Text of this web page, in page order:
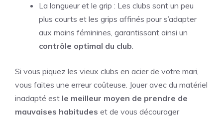
La longueur et le grip : Les clubs sont un peu
plus courts et les grips affinés pour s’adapter
aux mains féminines, garantissant ainsi un
contrôle optimal du club.
Si vous piquez les vieux clubs en acier de votre mari,
vous faites une erreur coûteuse. Jouer avec du matériel
inadapté est le meilleur moyen de prendre de
mauvaises habitudes et de vous décourager